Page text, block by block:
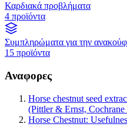
Καρδιακά προβλήματα
4 προϊόντα
Συμπληρώματα για την
15 προϊόντα
Αναφορες
Horse chestnut seed
(Pittler & Ernst,
Horse Chestnut: